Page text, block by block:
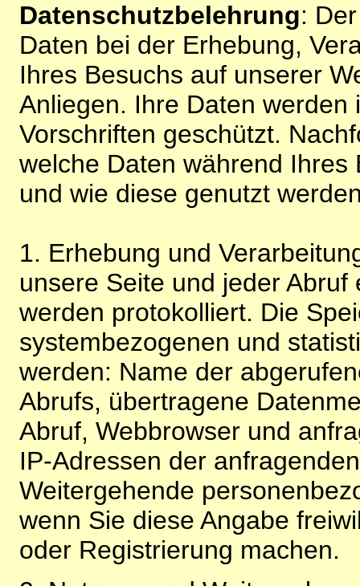
Datenschutzbelehrung:
Daten bei der Erhebung,
Ihres Besuchs auf unserer
Anliegen. Ihre Daten
Vorschriften geschützt.
welche Daten während
und wie diese genutzt
1. Erhebung und
unsere Seite und jeder
werden protokolliert. Die
systembezogenen und
werden: Name der
Abrufs, übertragene
Abruf, Webbrowser und
IP-Adressen der
Weitergehende
wenn Sie diese Angabe
oder Registrierung machen.